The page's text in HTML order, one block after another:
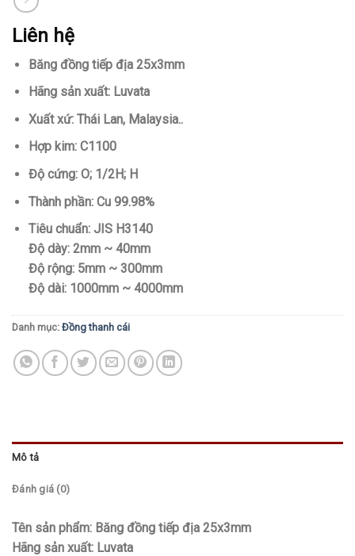
Liên hệ
Băng đồng tiếp địa 25x3mm
Hãng sản xuất: Luvata
Xuất xứ: Thái Lan, Malaysia..
Hợp kim: C1100
Độ cứng: O; 1/2H; H
Thành phần: Cu 99.98%
Tiêu chuẩn: JIS H3140
Độ dày: 2mm ~ 40mm
Độ rộng: 5mm ~ 300mm
Độ dài: 1000mm ~ 4000mm
Danh mục: Đồng thanh cái
Mô tả
Đánh giá (0)
Tên sản phẩm: Băng đồng tiếp địa 25x3mm
Hãng sản xuất: Luvata